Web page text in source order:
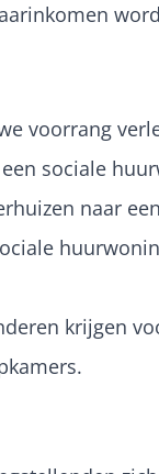
voorrang
sociale
naar
krijgen